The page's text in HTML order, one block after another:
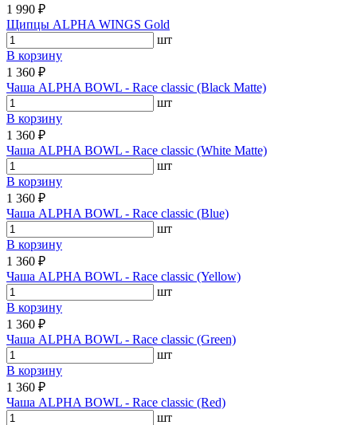
1 990 ₽
Щипцы ALPHA WINGS Gold
шт
В корзину
1 360 ₽
Чаша ALPHA BOWL - Race classic (Black Matte)
шт
В корзину
1 360 ₽
Чаша ALPHA BOWL - Race classic (White Matte)
шт
В корзину
1 360 ₽
Чаша ALPHA BOWL - Race classic (Blue)
шт
В корзину
1 360 ₽
Чаша ALPHA BOWL - Race classic (Yellow)
шт
В корзину
1 360 ₽
Чаша ALPHA BOWL - Race classic (Green)
шт
В корзину
1 360 ₽
Чаша ALPHA BOWL - Race classic (Red)
шт